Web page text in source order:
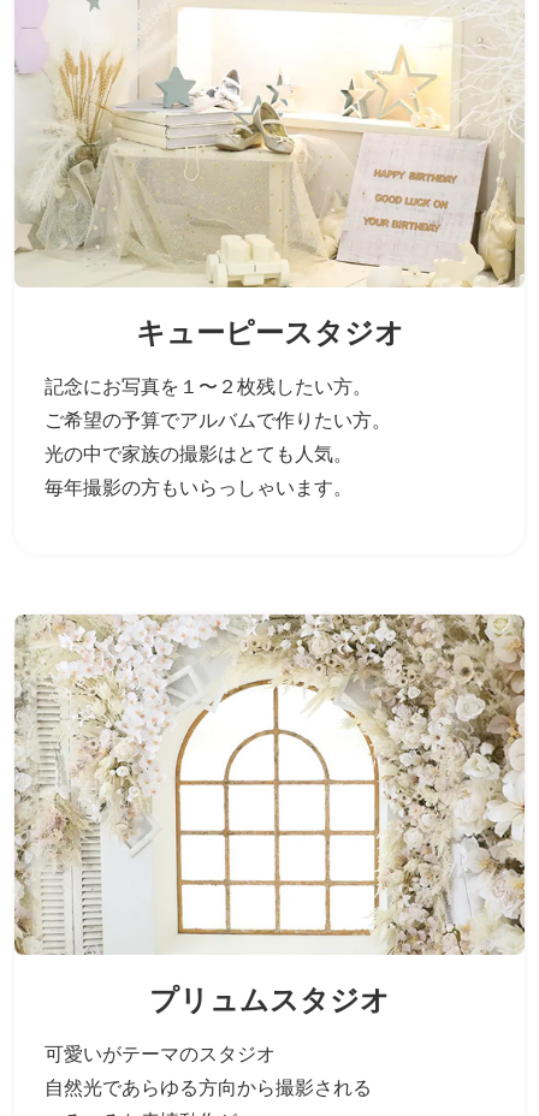
キューピースタジオ
記念にお写真を１〜２枚残したい方。
ご希望の予算でアルバムで作りたい方。
光の中で家族の撮影はとても人気。
毎年撮影の方もいらっしゃいます。
プリュムスタジオ
可愛いがテーマのスタジオ
自然光であらゆる方向から撮影される